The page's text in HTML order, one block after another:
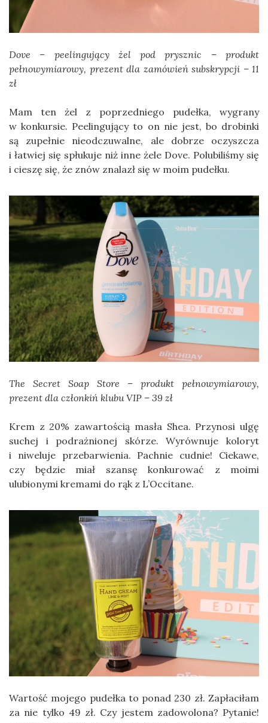
Dove – peelingujący żel pod prysznic – produkt
pełnowymiarowy, prezent dla zamówień subskrypcji – 11
zł
Mam ten żel z poprzedniego pudełka, wygrany
w konkursie. Peelingujący to on nie jest, bo drobinki
są zupełnie nieodczuwalne, ale dobrze oczyszcza
i łatwiej się spłukuje niż inne żele Dove. Polubiliśmy się
i cieszę się, że znów znalazł się w moim pudełku.
The Secret Soap Store – produkt pełnowymiarowy,
prezent dla członkiń klubu VIP – 39 zł
Krem z 20% zawartością masła Shea. Przynosi ulgę
suchej i podrażnionej skórze. Wyrównuje koloryt
i niweluje przebarwienia. Pachnie cudnie! Ciekawe,
czy będzie miał szansę konkurować z moimi
ulubionymi kremami do rąk z L’Occitane.
Wartość mojego pudełka to ponad 230 zł. Zapłaciłam
za nie tylko 49 zł. Czy jestem zadowolona? Pytanie!